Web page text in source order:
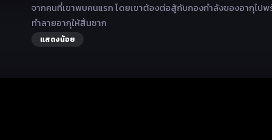
จากคนที่เขาพบคนแรก โดยเขาต้องต่อสู้กับกองกำลังของอากุไป
ทำลายอากุให้สิ้นซาก
แสดงน้อย